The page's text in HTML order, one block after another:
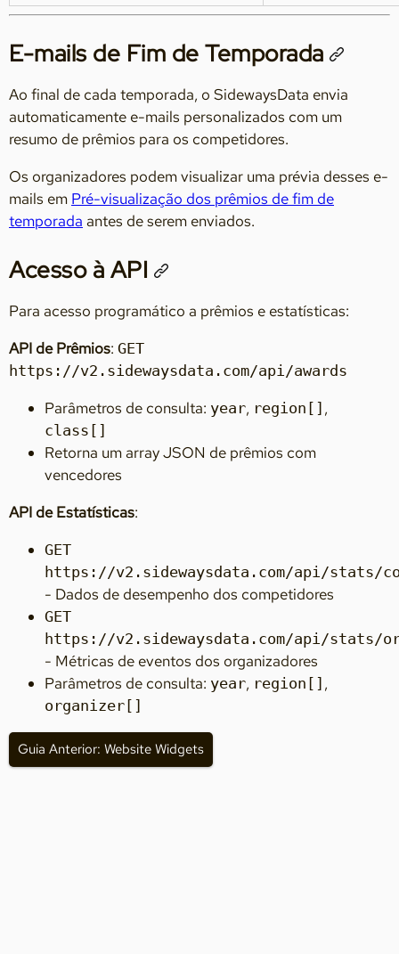
E-mails de Fim de Temporada
Ao final de cada temporada, o SidewaysData envia
automaticamente e-mails personalizados com um
resumo de prêmios para os competidores.
Os organizadores podem visualizar uma prévia desses e-
mails em Pré-visualização dos prêmios de fim de
temporada antes de serem enviados.
Acesso à API
Para acesso programático a prêmios e estatísticas:
API de Prêmios: GET
https://v2.sidewaysdata.com/api/awards
Parâmetros de consulta: year, region[] ,
class[]
Retorna um array JSON de prêmios com
vencedores
API de Estatísticas:
GET
https://v2.sidewaysdata.com/api/stats/
- Dados de desempenho dos competidores
GET
https://v2.sidewaysdata.com/api/stats/
- Métricas de eventos dos organizadores
Parâmetros de consulta: year, region[] ,
organizer[]
Guia Anterior: Website Widgets